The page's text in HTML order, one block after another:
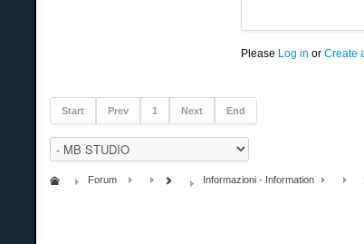
Please Log in or Create
Start Prev 1 Next End
Forum Informazioni - Information